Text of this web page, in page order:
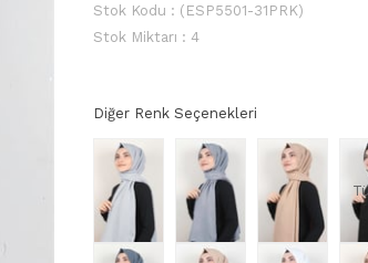
Stok Kodu
(ESP5501-31PRK)
Stok Miktarı : 4
Diğer Renk Seçenekleri